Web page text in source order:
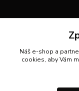
Náš e-shop a
cookies, aby Vám